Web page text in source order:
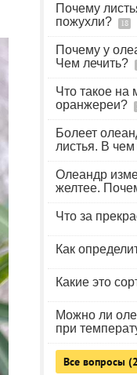
Почему
пожухли?
18
Почему у
Чем лечить?
Что такое на
оранжереи?
Болеет
листья. В
Олеандр
желтее.
Что за
Как
Какие это
Можно ли
при
Все вопросы